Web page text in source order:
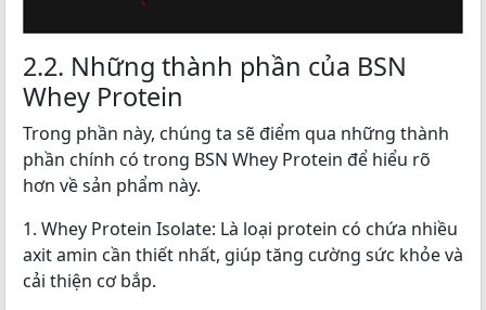
2.2. Những thành phần của BSN
Whey Protein
Trong phần này, chúng ta sẽ điểm qua những thành
phần chính có trong BSN Whey Protein để hiểu rõ
hơn về sản phẩm này.
1. Whey Protein Isolate: Là loại protein có chứa nhiều
axit amin cần thiết nhất, giúp tăng cường sức khỏe và
cải thiện cơ bắp.